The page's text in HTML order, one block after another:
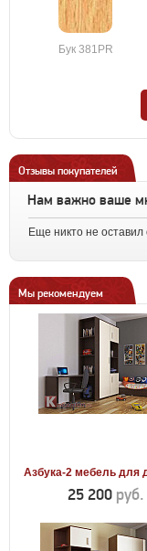
Бук 381PR
Отзывы покупателей
Нам важно ваше
Еще никто не
Мы рекомендуем
Азбука-2 мебель для
25 200 руб.